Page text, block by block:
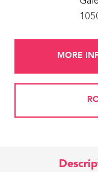
MORE